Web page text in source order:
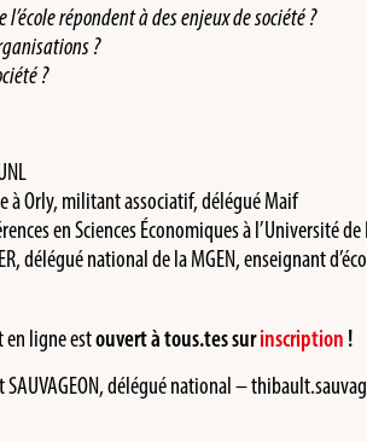
répondent à des enjeux de société ?
?
?
à Orly, militant associatif, délégué Maif
en Sciences Économiques à l’Université de
délégué national de la MGEN, enseignant
en ligne estouvert à tous.tes surinscription !
délégué national –